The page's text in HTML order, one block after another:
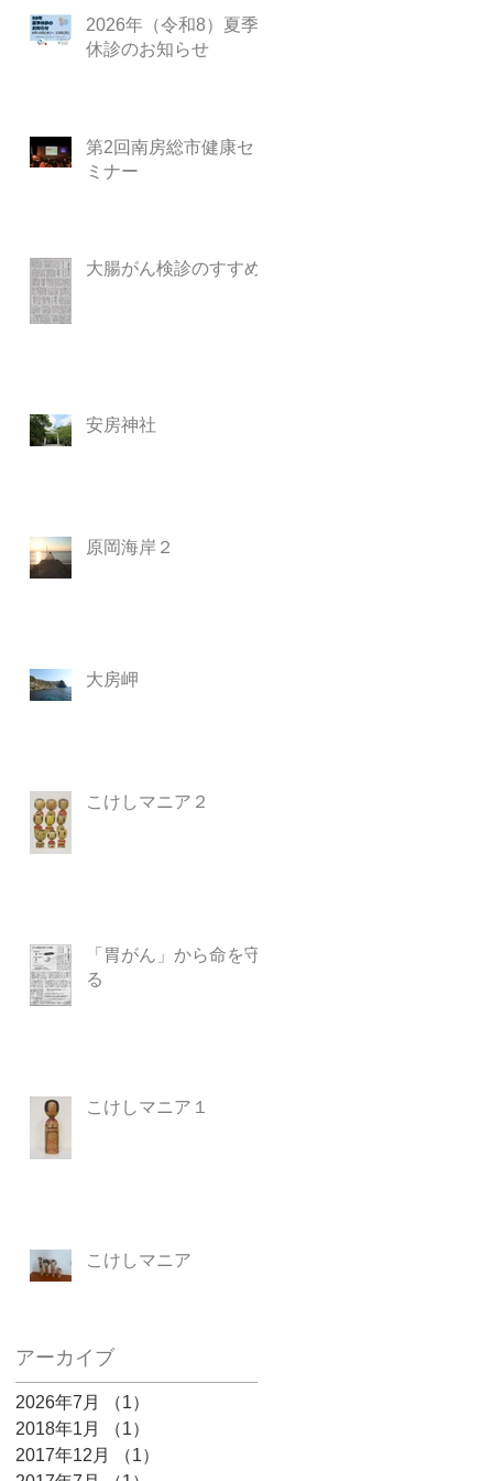
2026年（令和8）夏季
休診のお知らせ
第2回南房総市健康セ
ミナー
大腸がん検診のすすめ
安房神社
原岡海岸２
大房岬
こけしマニア２
「胃がん」から命を守
る
こけしマニア１
こけしマニア
アーカイブ
2026年7月 （1）
2018年1月
（1）
2017年12月
（1）